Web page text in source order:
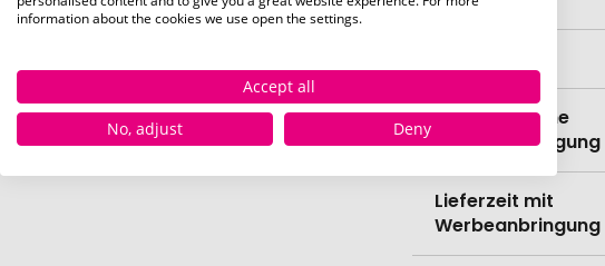
Lieferzeit ohne
Werbeanbringung
Lieferzeit mit
Werbeanbringung
information about the cookies we use open the settings.
Accept all
No, adjust
Deny